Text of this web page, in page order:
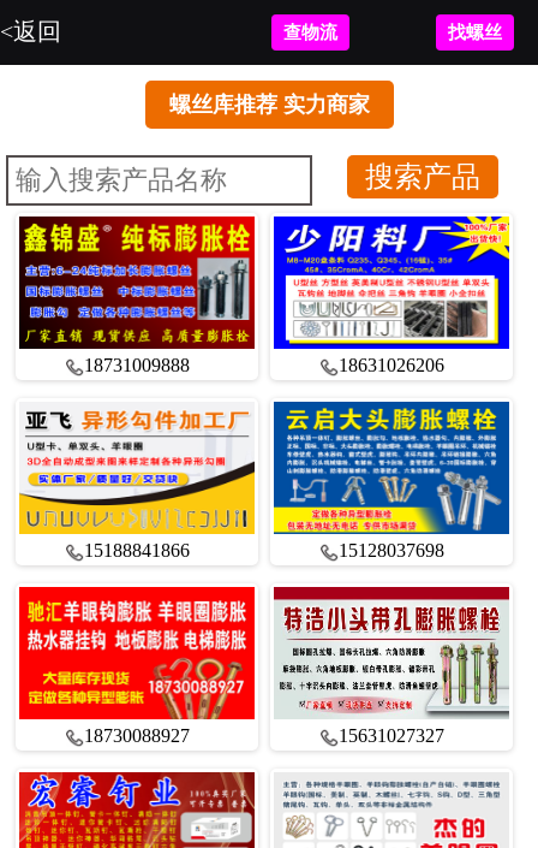
<返回 查物流 找螺丝
螺丝库推荐 实力商家
18731009888 18631026206
15188841866 15128037698
18730088927 15631027327